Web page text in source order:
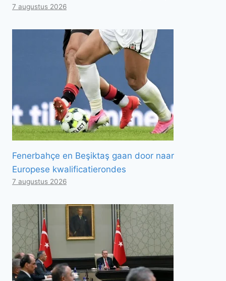
7 augustus 2026
Fenerbahçe en Beşiktaş gaan door naar
Europese kwalificatierondes
7 augustus 2026